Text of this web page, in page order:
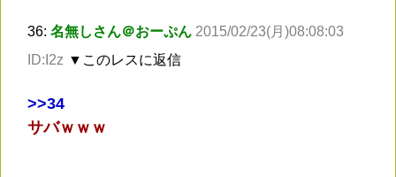
36: 名無しさん＠おーぷん 2015/02/23(月)08:08:03
ID:I2z ▼このレスに返信
>>34
サバｗｗｗ